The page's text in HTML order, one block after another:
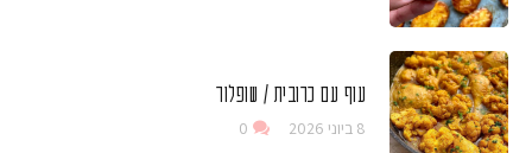
עוף עם כרובית / שופלור
8 ביוני 2026 0